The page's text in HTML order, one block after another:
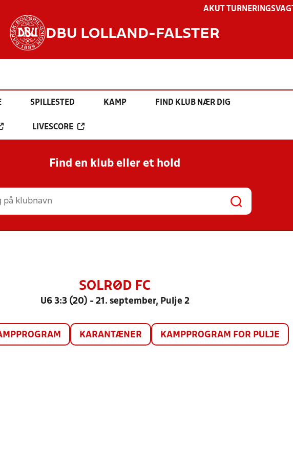
AKUT TURNERINGSVAGT
DBU LOLLAND-FALSTER
SPILLESTED KAMP FIND KLUB NÆR DIG
LIVESCORE
Find en klub eller et hold
SOLRØD FC
U6 3:3 (20) - 21. september, Pulje 2
KARANTÆNER KAMPPROGRAM FOR PULJE